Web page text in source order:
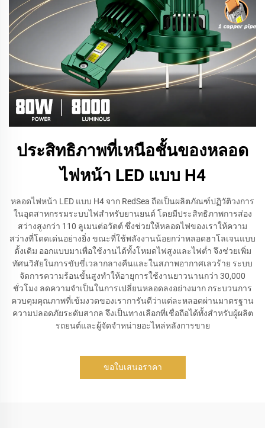
ประสิทธิภาพที่เหนือชั้นของหลอด
ไฟหน้า LED แบบ H4
หลอดไฟหน้า LED แบบ H4 จาก RedSea ถือเป็นผลิตภัณฑ์ปฏิวัติวงการ
ในอุตสาหกรรมระบบไฟสำหรับยานยนต์ โดยมีประสิทธิภาพการส่อง
สว่างสูงกว่า 110 ลูเมนต่อวัตต์ ซึ่งช่วยให้หลอดไฟของเราให้ความ
สว่างที่โดดเด่นอย่างยิ่ง ขณะที่ใช้พลังงานน้อยกว่าหลอดฮาโลเจนแบบ
ดั้งเดิม ออกแบบมาเพื่อใช้งานได้ทั้งโหมดไฟสูงและไฟต่ำ จึงช่วยเพิ่ม
ทัศนวิสัยในการขับขี่เวลากลางคืนและในสภาพอากาศเลวร้าย ระบบ
จัดการความร้อนขั้นสูงทำให้อายุการใช้งานยาวนานกว่า 30,000
ชั่วโมง ลดความจำเป็นในการเปลี่ยนหลอดลงอย่างมาก กระบวนการ
ควบคุมคุณภาพที่เข้มงวดของเราการันตีว่าแต่ละหลอดผ่านมาตรฐาน
ความปลอดภัยระดับสากล จึงเป็นทางเลือกที่เชื่อถือได้ทั้งสำหรับผู้ผลิต
รถยนต์และผู้จัดจำหน่ายอะไหล่หลังการขาย
ขอใบเสนอราคา